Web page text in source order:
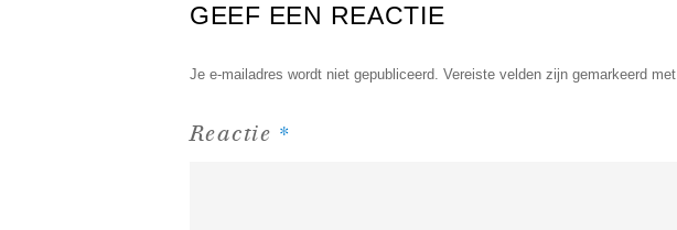
GEEF EEN REACTIE
Je e-mailadres wordt niet gepubliceerd. Vereiste velden zijn gemarkeerd met
Reactie *